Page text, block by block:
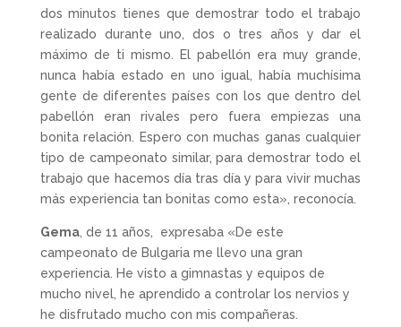
dos minutos tienes que demostrar todo el trabajo
realizado durante uno, dos o tres años y dar el
máximo de ti mismo. El pabellón era muy grande,
nunca había estado en uno igual, había muchísima
gente de diferentes países con los que dentro del
pabellón eran rivales pero fuera empiezas una
bonita relación. Espero con muchas ganas cualquier
tipo de campeonato similar, para demostrar todo el
trabajo que hacemos día tras día y para vivir muchas
más experiencia tan bonitas como esta», reconocía.
Gema, de 11 años, expresaba «De este
campeonato de Bulgaria me llevo una gran
experiencia. He visto a gimnastas y equipos de
mucho nivel, he aprendido a controlar los nervios y
he disfrutado mucho con mis compañeras.